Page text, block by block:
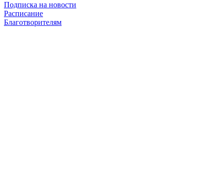
Подписка на новости
Расписание
Благотворителям